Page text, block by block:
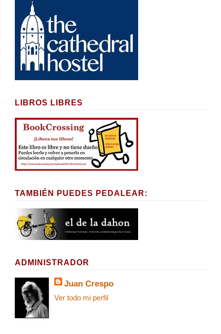
LIBROS LIBRES
TAMBIÉN PUEDES PEDALEAR:
ADMINISTRADOR
Juan Crespo
Ver todo mi perfil